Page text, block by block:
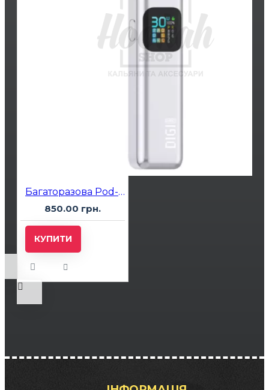
Багаторазова Pod-система Smok Arco Digi Pro Silver
850.00 грн.
КУПИТИ